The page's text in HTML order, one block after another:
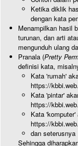
Ketika diklik
dengan kata
Menampilkan hasil
turunan, dan arti
mengunduh ulang
Pranala (Pretty
definisi kata,
Kata 'rumah'
https://
Kata 'pintar'
https://
Kata
https://
dan seterusnya
Sehingga